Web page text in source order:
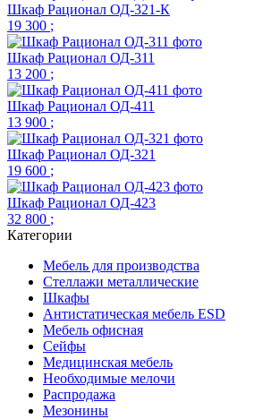
Шкаф Рационал ОД-321-К
19 300 ;
Шкаф Рационал ОД-311
13 200 ;
Шкаф Рационал ОД-411
13 900 ;
Шкаф Рационал ОД-321
19 600 ;
Шкаф Рационал ОД-423
32 800 ;
Категории
Мебель для производства
Стеллажи металлические
Шкафы
Антистатическая мебель ESD
Мебель офисная
Сейфы
Медицинская мебель
Необходимые мелочи
Распродажа
Мезонины